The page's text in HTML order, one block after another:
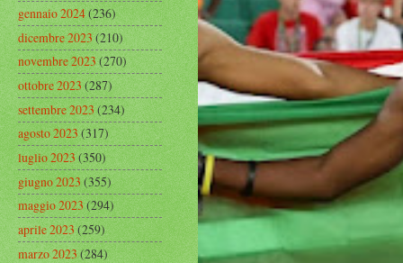
gennaio 2024(236)
dicembre 2023(210)
novembre 2023(270)
ottobre 2023(287)
settembre 2023(234)
agosto 2023(317)
luglio 2023(350)
giugno 2023(355)
maggio 2023(294)
aprile 2023(259)
marzo 2023(284)